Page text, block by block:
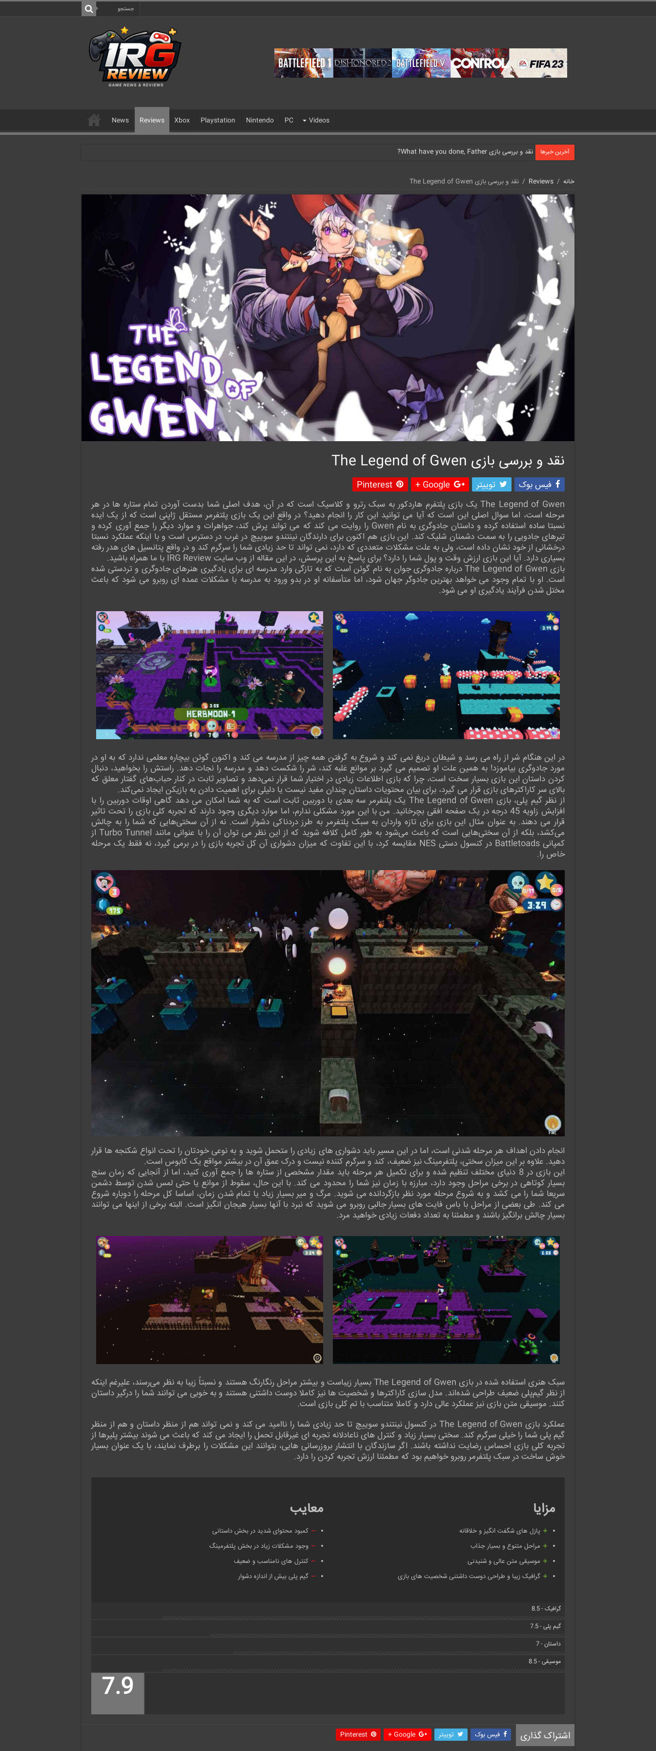
News Reviews Xbox Playstation Nintendo PC Videos
آخرین خبرها نقد و بررسی بازی What have you done, Father?
خانه /
Reviews
/ نقد و بررسی بازی The Legend of Gwen
نقد و بررسی بازی The Legend of Gwen
فیس بوک توییتر Google +
Pinterest
The Legend of Gwen یک بازی پلتفرم هاردکور به سبک رترو و کلاسیک است که در آن، هدف اصلی شما بدست آوردن تمام ستاره ها در هر
مرحله است، اما سوال اصلی این است که آیا می توانید این کار را انجام دهید؟ در واقع این یک بازی پلتفرمر مستقل ژاپنی است که از یک ایده
نسبتا ساده استفاده کرده و داستان جادوگری به نام Gwen را روایت می کند که می تواند پرش کند، جواهرات و موارد دیگر را جمع آوری کرده و
تیرهای جادویی را به سمت دشمنان شلیک کند. این بازی هم اکنون برای دارندگان نینتندو سوییچ در غرب در دسترس است و با اینکه عملکرد نسبتا
درخشانی از خود نشان داده است، ولی به علت مشکلات متعددی که دارد، نمی تواند تا حد زیادی شما را سرگرم کند و در واقع پتانسیل های هدر رفته
بسیاری دارد. آیا این بازی ارزش وقت و پول شما را دارد؟ برای پاسخ به این پرسش، در این مقاله از وب سایت IRG Review با ما همراه باشید.
بازی The Legend of Gwen درباره جادوگری جوان به نام گوئن است که به تازگی وارد مدرسه ای برای یادگیری هنرهای جادوگری و تردستی شده
است. او با تمام وجود می خواهد بهترین جادوگر جهان شود، اما متأسفانه او در بدو ورود به مدرسه با مشکلات عمده ای روبرو می شود که باعث
مختل شدن فرآیند یادگیری او می شود.
در این هنگام شر از راه می رسد و شیطان دریغ نمی کند و شروع به گرفتن همه چیز از مدرسه می کند و اکنون گوئن بیچاره معلمی ندارد که به او در
مورد جادوگری بیاموزد! به همین علت او تصمیم می گیرد بر موانع غلبه کند، شر را شکست دهد و مدرسه را نجات دهد. راستش را بخواهید، دنبال
کردن داستان این بازی بسیار سخت است، چرا که بازی اطلاعات زیادی در اختیار شما قرار نمی‌دهد و تصاویر ثابت در کنار حباب‌های گفتار معلق که
بالای سر کاراکترهای بازی قرار می گیرد، برای بیان محتویات داستان چندان مفید نیست یا دلیلی برای اهمیت دادن به بازیکن ایجاد نمی‌کند.
از نظر گیم پلی، بازی The Legend of Gwen یک پلتفرمر سه بعدی با دوربین ثابت است که به شما امکان می دهد گاهی اوقات دوربین را با
افزایش زاویه 45 درجه در یک صفحه افقی بچرخانید. من با این مورد مشکلی ندارم، اما موارد دیگری وجود دارند که تجربه کلی بازی را تحت تاثیر
قرار می دهند. به عنوان مثال این بازی برای تازه واردان به سبک پلتفرمر به طرز دردناکی دشوار است. نه از آن سختی‌هایی که شما را به چالش
می‌کشد، بلکه از آن سختی‌هایی است که باعث می‌شود به طور کامل کلافه شوید که از این نظر می توان آن را با عنوانی مانند Turbo Tunnel از
کمپانی Battletoads در کنسول دستی NES مقایسه کرد، با این تفاوت که میزان دشواری آن کل تجربه بازی را در برمی گیرد، نه فقط یک مرحله
خاص را.
انجام دادن اهداف هر مرحله شدنی است، اما در این مسیر باید دشواری های زیادی را متحمل شوید و به نوعی خودتان را تحت انواع شکنجه ها قرار
دهید. علاوه بر این میزان سختی، پلتفرمینگ نیز ضعیف، کند و سرگرم کننده نیست و درک عمق آن در بیشتر مواقع یک کابوس است.
این بازی در 8 دنیای مختلف تنظیم شده و برای تکمیل هر مرحله باید مقدار مشخصی از ستاره ها را جمع آوری کنید، اما از آنجایی که زمان سنج
بسیار کوتاهی در برخی مراحل وجود دارد، مبارزه با زمان نیز شما را محدود می کند. با این حال، سقوط از موانع یا حتی لمس شدن توسط دشمن
سریعا شما را می کشد و به شروع مرحله مورد نظر بازگردانده می شوید. مرگ و میر بسیار زیاد یا تمام شدن زمان، اساسا کل مرحله را دوباره شروع
می کند. طی بعضی از مراحل با باس فایت های بسیار جالبی روبرو می شوید که نبرد با آنها بسیار هیجان انگیز است. البته برخی از اینها می توانند
بسیار چالش برانگیز باشند و مطمئنا به تعداد دفعات زیادی خواهید مرد.
سبک هنری استفاده شده در بازی The Legend of Gwen بسیار زیباست و بیشتر مراحل رنگارنگ هستند و نسبتاً زیبا به نظر می‌رسند، علیرغم اینکه
از نظر گیم‌پلی ضعیف طراحی شده‌اند. مدل سازی کاراکترها و شخصیت ها نیز کاملا دوست داشتنی هستند و به خوبی می توانند شما را درگیر داستان
کنند. موسیقی متن بازی نیز عملکرد عالی دارد و کاملا متناسب با تم کلی بازی است.
عملکرد بازی The Legend of Gwen در کنسول نینتندو سوییچ تا حد زیادی شما را ناامید می کند و نمی تواند هم از منظر داستان و هم از منظر
گیم پلی شما را خیلی سرگرم کند. سختی بسیار زیاد و کنترل های ناعادلانه تجربه ای غیرقابل تحمل را ایجاد می کند که باعث می شوند بیشتر پلیرها از
تجربه کلی بازی احساس رضایت نداشته باشند. اگر سازندگان با انتشار بروزرسانی هایی، بتوانند این مشکلات را برطرف نمایند، با یک عنوان بسیار
خوش ساخت در سبک پلتفرمر روبرو خواهیم بود که مطمئنا ارزش تجربه کردن را دارد.
مزایا
پازل های شگفت انگیز و خلاقانه
مراحل متنوع و بسیار جذاب
موسیقی متن عالی و شنیدنی
گرافیک زیبا و طراحی دوست داشتنی شخصیت های بازی
معایب
کمبود محتوای شدید در بخش داستانی
وجود مشکلات زیاد در بخش پلتفرمینگ
کنترل های نامناسب و ضعیف
گیم پلی بیش از اندازه دشوار
گرافیک - 8.5
گیم پلی - 7.5
داستان - 7
موسیقی - 8.5
7.9
اشتراک گذاری فیس بوک توییتر Google +
Pinterest